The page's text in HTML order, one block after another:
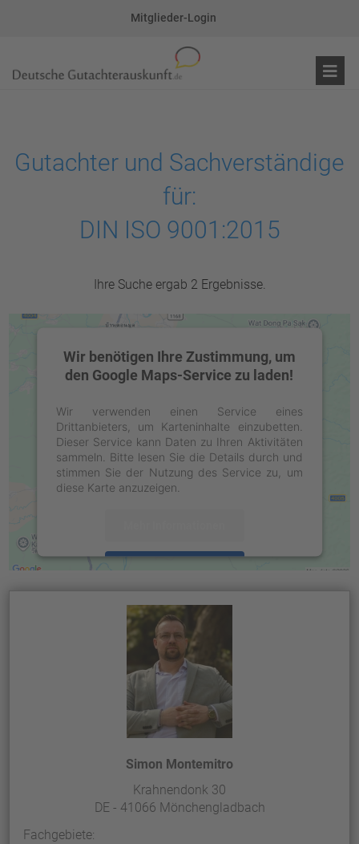
Mitglieder-Login
Gutachter und Sachverständige
für:
DIN ISO 9001:2015
Ihre Suche ergab 2 Ergebnisse.
Wir benötigen Ihre Zustimmung, um
den Google Maps-Service zu laden!
Wir verwenden einen Service eines
Drittanbieters, um Karteninhalte einzubetten.
Dieser Service kann Daten zu Ihren Aktivitäten
sammeln. Bitte lesen Sie die Details durch und
stimmen Sie der Nutzung des Service zu, um
diese Karte anzuzeigen.
Management Platform&
Simon Montemitro
Krahnendonk 30
DE - 41066 Mönchengladbach
Fachgebiete: